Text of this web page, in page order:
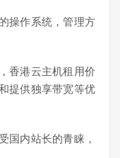
操作系统，管理方
香港云主机租用价
提供独享带宽等优
国内站长的青睐，